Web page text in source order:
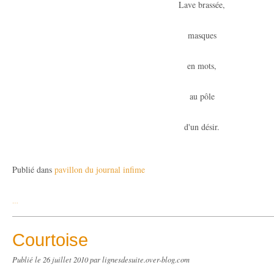
Lave brassée,
masques
en mots,
au pôle
d'un désir.
Publié dans pavillon du journal infime
…
Courtoise
Publié le 26 juillet 2010par lignesdesuite.over-blog.com